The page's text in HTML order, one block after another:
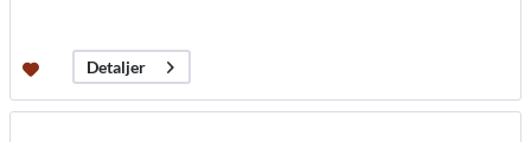
Detaljer